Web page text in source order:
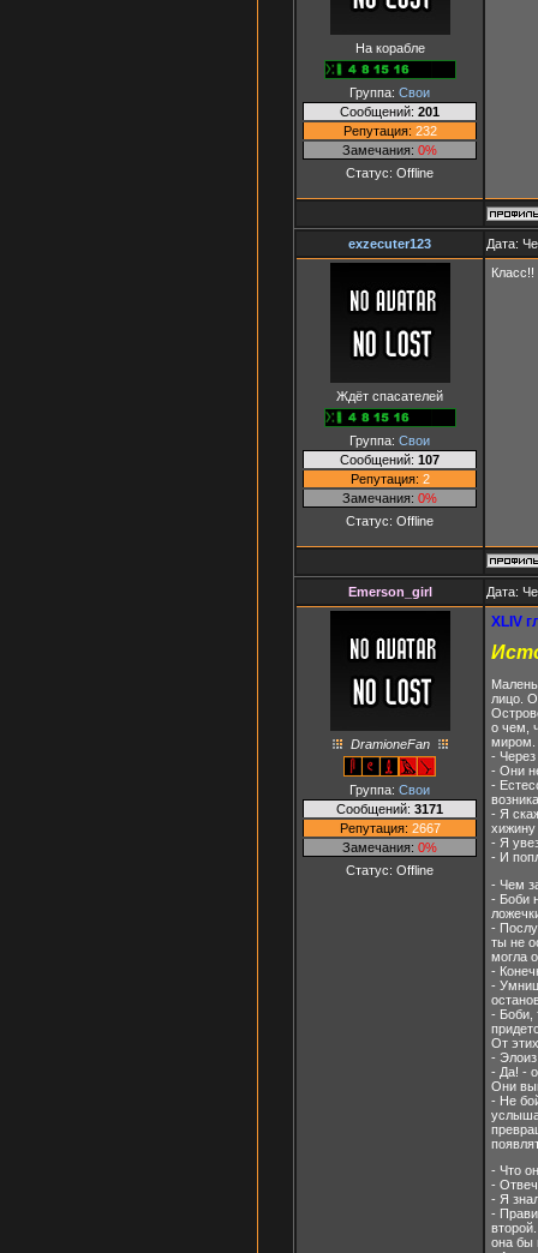
На корабле
Группа: Свои
Сообщений: 201
Репутация: 232
Замечания: 0%
Статус: Offline
exzecuter123 Дата:
Ждёт спасателей
Группа: Свои
Сообщений: 107
Репутация: 2
Замечания: 0%
Статус: Offline
Emerson_girl Дата:
DramioneFan
Группа: Свои
Сообщений: 3171
Репутация: 2667
Замечания: 0%
Статус: Offline
XLIV
лицо.
о чем,
миром.
- Через
- Они
-
- Я
хижину
- Я
- И
- Чем
- Боби
-
ты не
могла
-
-
- Боби,
От
-
- Да! -
Они
- Не
- Что
-
- Я
-
она бы